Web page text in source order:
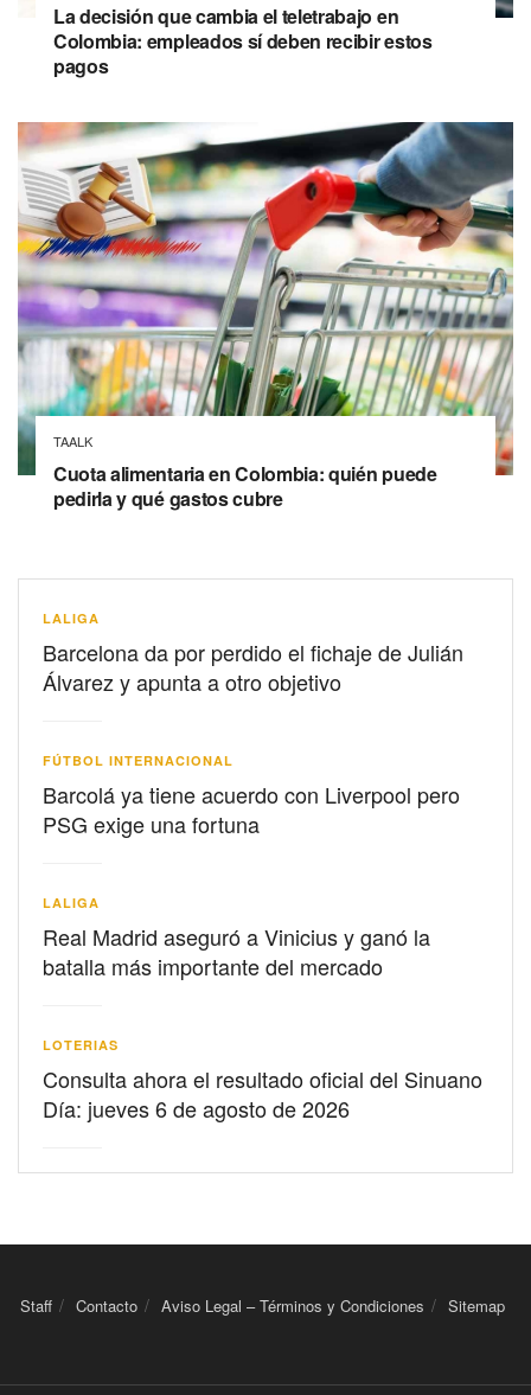
La decisión que cambia el teletrabajo en
Colombia: empleados sí deben recibir estos
pagos
TAALK
Cuota alimentaria en Colombia: quién puede
pedirla y qué gastos cubre
LALIGA
Barcelona da por perdido el fichaje de Julián
Álvarez y apunta a otro objetivo
FÚTBOL INTERNACIONAL
Barcolá ya tiene acuerdo con Liverpool pero
PSG exige una fortuna
LALIGA
Real Madrid aseguró a Vinicius y ganó la
batalla más importante del mercado
LOTERIAS
Consulta ahora el resultado oficial del Sinuano
Día: jueves 6 de agosto de 2026
Staff Contacto Aviso Legal – Términos y Condiciones Sitemap